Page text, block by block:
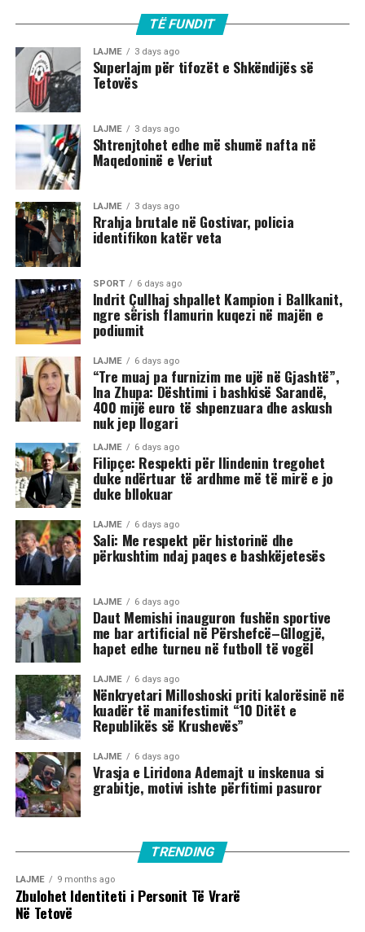
autoriteteve, sulmi ka ndodhur në orët e para të
mëngjesit të 2 gushtit në rrugën „Borçe Jovanoski“, ku
dy të rinj janë goditur me mjete dhe shkopinj druri.
Në rrjetet sociale u shfaq një video-incizim shqetësues
nga Gostivari, në të cilin shfaqet një përleshje e ashpër
fizike mes një grupi më të madh të rinjsh.
Sipas informacioneve të publikuara, gjatë rrahjes, njëri
nga djemtë është goditur në pjesën e kokës, pas së cilës
ka rënë në tokë dhe ka mbetur i palëvizshëm.
Përkundër faktit se po shtrihej në rrugë, në incizim
shihet se sulmi ka vazhduar me goditje të shumta ndaj
trupit të tij, gjë që ka shkaktuar reagime dhe dënime të
ashpra në rrjetet sociale.(INA)
TË FUNDIT
LAJME 3 days ago
Superlajm për tifozët e Shkëndijës së
Tetovës
LAJME 3 days ago
Shtrenjtohet edhe më shumë nafta në
Maqedoninë e Veriut
LAJME 3 days ago
Rrahja brutale në Gostivar, policia
identifikon katër veta
SPORT 6 days ago
Indrit Çullhaj shpallet Kampion i Ballkanit,
ngre sërish flamurin kuqezi në majën e
podiumit
LAJME 6 days ago
“Tre muaj pa furnizim me ujë në Gjashtë”,
Ina Zhupa: Dështimi i bashkisë Sarandë,
400 mijë euro të shpenzuara dhe askush
nuk jep llogari
LAJME 6 days ago
Filipçe: Respekti për Ilindenin tregohet
duke ndërtuar të ardhme më të mirë e jo
duke bllokuar
LAJME 6 days ago
Sali: Me respekt për historinë dhe
përkushtim ndaj paqes e bashkëjetesës
LAJME 6 days ago
Daut Memishi inauguron fushën sportive
me bar artificial në Përshefcë–Gllogjë,
hapet edhe turneu në futboll të vogël
LAJME 6 days ago
Nënkryetari Milloshoski priti kalorësinë në
kuadër të manifestimit “10 Ditët e
Republikës së Krushevës”
LAJME 6 days ago
Vrasja e Liridona Ademajt u inskenua si
grabitje, motivi ishte përfitimi pasuror
TRENDING
LAJME 9 months ago
Zbulohet Identiteti i Personit Të Vrarë
Në Tetovë